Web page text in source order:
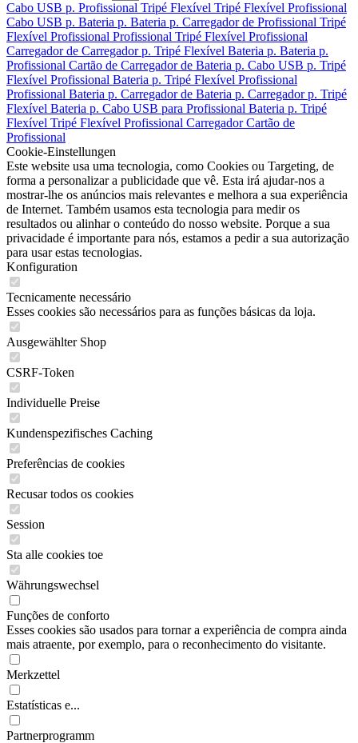
Cabo USB p. Profissional Tripé Flexível Tripé Flexível Profissional
Cabo USB p. Bateria p. Bateria p. Carregador de Profissional Tripé
Flexível Profissional Profissional Tripé Flexível Profissional
Carregador de Carregador p. Tripé Flexível Bateria p. Bateria p.
Profissional Cartão de Carregador de Bateria p. Cabo USB p. Tripé
Flexível Profissional Bateria p. Tripé Flexível Profissional
Profissional Bateria p. Carregador de Bateria p. Carregador p. Tripé
Flexível Bateria p. Cabo USB para Profissional Bateria p. Tripé
Flexível Tripé Flexível Profissional CarregadorCartão de
Profissional
Cookie-Einstellungen
Este website usa uma tecnologia, como Cookies ou Targeting, de
forma a personalizar a publicidade que vê. Esta irá ajudar-nos a
mostrar-lhe os anúncios mais relevantes e melhora a sua experiência
de Internet. Também usamos esta tecnologia para medir os
resultados ou alinhar o conteúdo do nosso website. Porque a sua
privacidade é importante para nós, estamos a pedir a sua autorização
para usar estas tecnologias.
Konfiguration
Tecnicamente necessário
Esses cookies são necessários para as funções básicas da loja.
Ausgewählter Shop
CSRF-Token
Individuelle Preise
Kundenspezifisches Caching
Preferências de cookies
Recusar todos os cookies
Session
Sta alle cookies toe
Währungswechsel
Funções de conforto
Esses cookies são usados para tornar a experiência de compra ainda
mais atraente, por exemplo, para o reconhecimento do visitante.
Merkzettel
Estatísticas e...
Partnerprogramm